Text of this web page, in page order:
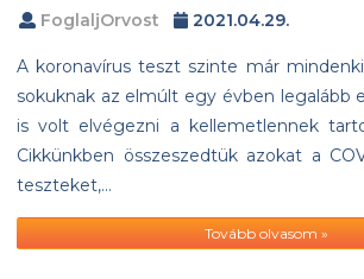
FoglaljOrvost 2021.04.29.
A koronavírus teszt szinte már
sokuknak az elmúlt egy évben legalább
is volt elvégezni a kellemetlennek
Cikkünkben összeszedtük azokat a
teszteket,…
Tovább olvasom »